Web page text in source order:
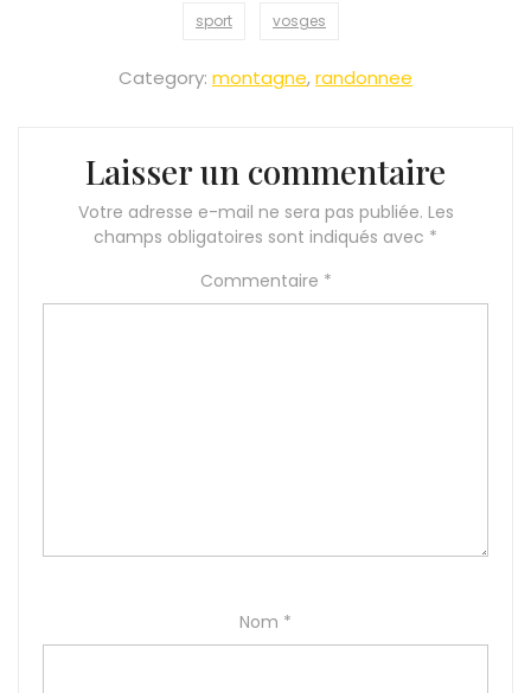
sport vosges
Category: montagne,randonnee
Laisser un commentaire
Votre adresse e-mail ne sera pas publiée. Les
champs obligatoires sont indiqués avec *
Commentaire *
Nom *